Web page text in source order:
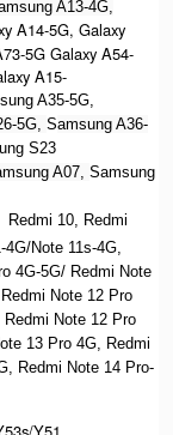
A13-4G,
A14-5G, Galaxy
5G Galaxy A54-
A15-
A35-5G,
5G, Samsung A36-
S23
A07, Samsung
Redmi 10, Redmi
Note 11s-4G,
4G-5G/ Redmi Note
Note 12 Pro
Redmi Note 12 Pro
13 Pro 4G, Redmi
Redmi Note 14 Pro-